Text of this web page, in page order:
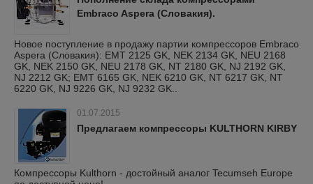
Embraco Aspera (Словакия).
Новое поступление в продажу партии компрессоров Embraco
Aspera (Словакия): EMT 2125 GK, NEK 2134 GK, NEU 2168
GK, NEK 2150 GK, NEU 2178 GK, NT 2180 GK, NJ 2192 GK,
NJ 2212 GK; EMT 6165 GK, NEK 6210 GK, NT 6217 GK, NT
6220 GK, NJ 9226 GK, NJ 9232 GK..
01.07.2015
Предлагаем компрессоры KULTHORN KIRBY
Компрессоры Kulthorn - достойный аналог Tecumseh Europe